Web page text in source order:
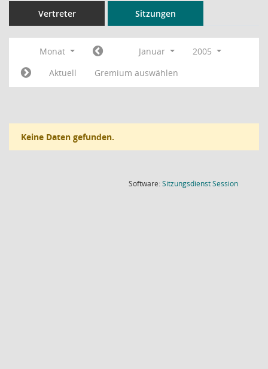
Vertreter Sitzungen
Monat Januar
2005
Aktuell
Gremium auswählen
Keine Daten gefunden.
Software:SitzungsdienstSession(Wird in